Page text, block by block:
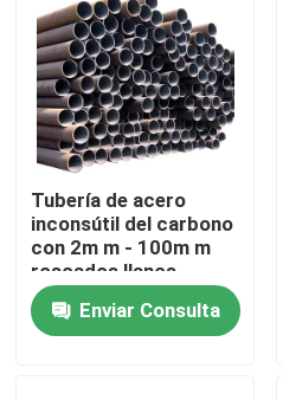
Hogar
Tubería de acero
inconsútil del carbono
con 2m m - 100m m
roscados llanos
biselados
Enviar Consulta